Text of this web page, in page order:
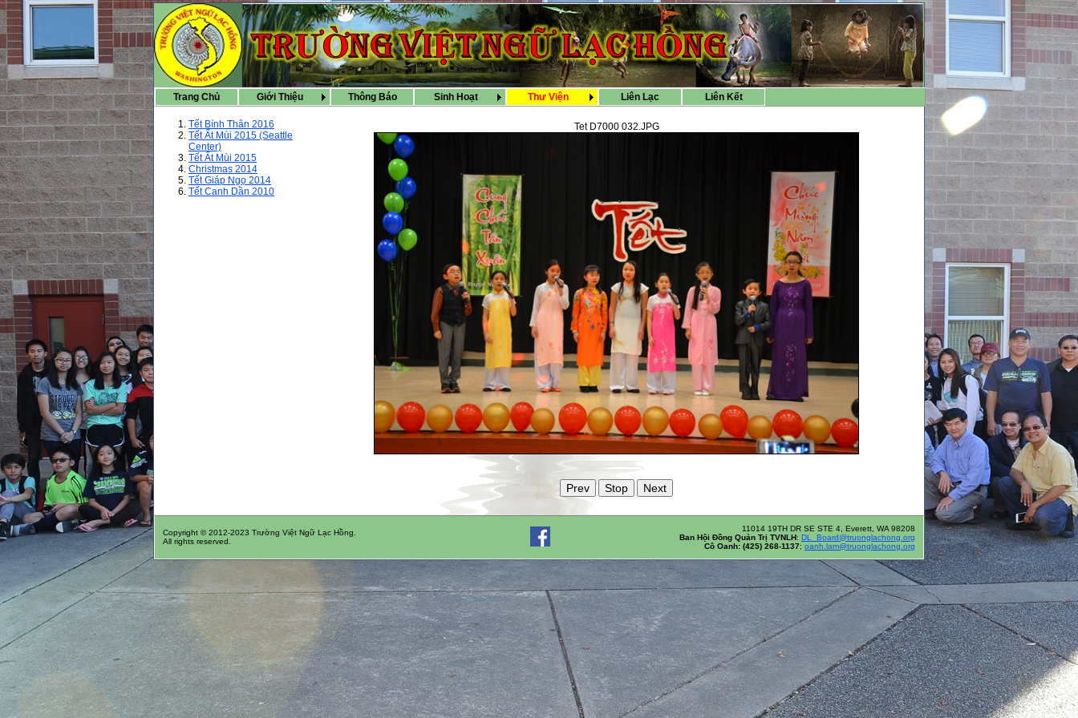
Trang Chủ Giới Thiệu Thông Báo Sinh Hoạt Thư Viện Liên Lạc Liên Kết
Tết Bính Thân 2016
Tết Ất Mùi 2015 (Seattle
Center)
Tết Ất Mùi 2015
Christmas 2014
Tết Giáp Ngọ 2014
Tết Canh Dần 2010
Tet D7000 032.JPG
Copyright © 2012-2023 Trường Việt Ngữ Lạc Hồng.
All rights reserved.
11014 19TH DR SE STE 4, Everett, WA 98208
Ban Hội Đồng Quản Trị TVNLH: DL_Board@truonglachong.org
Cô Oanh: (425) 268-1137; oanh.lam@truonglachong.org